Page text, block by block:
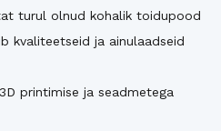
turul olnud kohalik toidupood
kvaliteetseid ja ainulaadseid
printimise ja seadmetega